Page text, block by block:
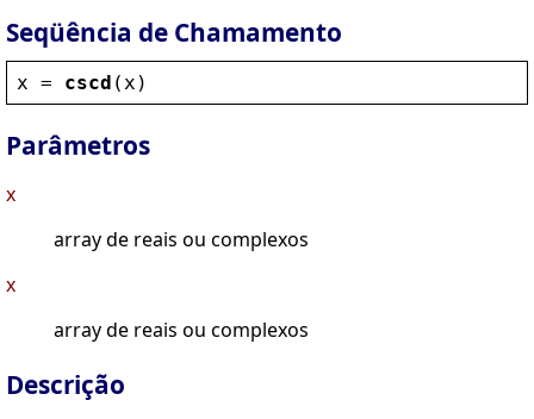
Seqüência de Chamamento
x = cscd ( x )
Parâmetros
x
array de reais ou complexos
x
array de reais ou complexos
Descrição